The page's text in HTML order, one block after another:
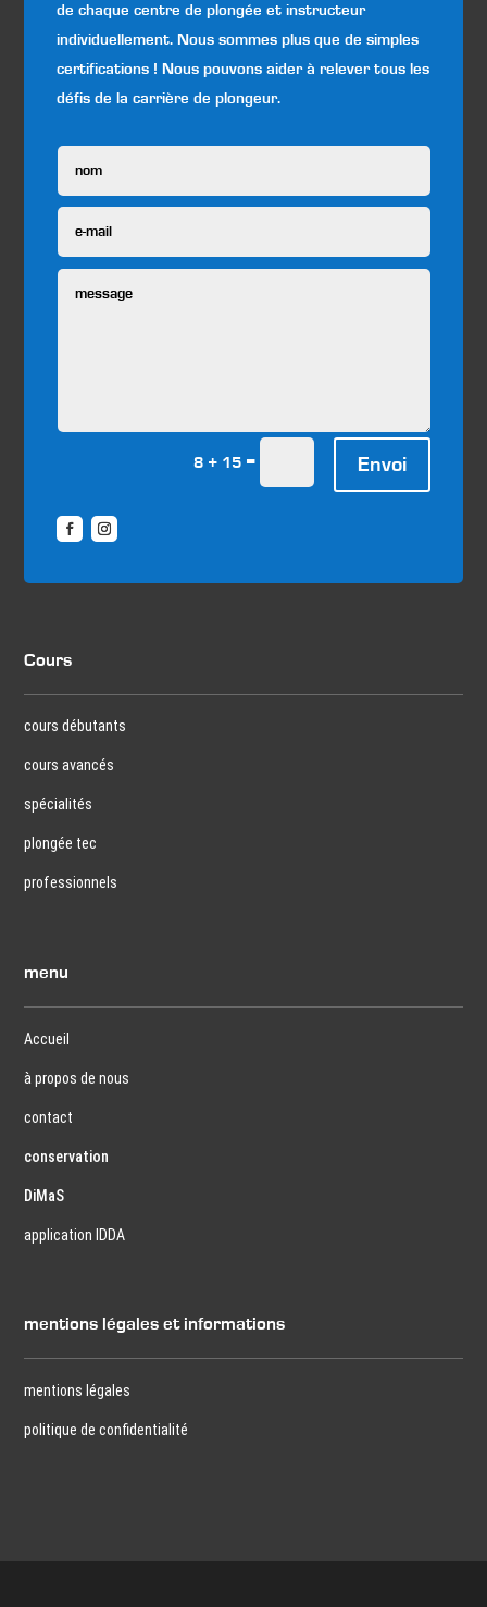
de chaque centre de plongée et instructeur
individuellement. Nous sommes plus que de simples
certifications ! Nous pouvons aider à relever tous les
défis de la carrière de plongeur.
8 + 15= Envoi
Cours
cours débutants
cours avancés
spécialités
plongée tec
professionnels
menu
Accueil
à propos de nous
contact
conservation
DiMaS
application IDDA
mentions légales et informations
mentions légales
politique de confidentialité